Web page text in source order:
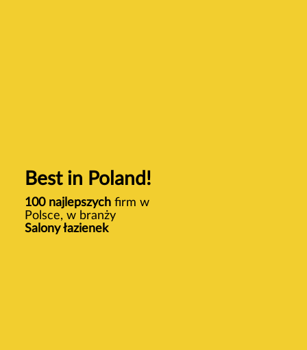
Best in Poland!
100 najlepszychfirm w
Polsce, w branży
Salony łazienek